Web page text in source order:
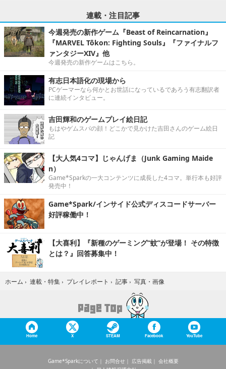
連載・注目記事
今週発売の新作ゲーム『Beast of Reincarnation』
『MARVEL Tōkon: Fighting Souls』『ファイナルフ
ァンタジーXIV』他
今週発売の新作ゲームはこちら。
有志日本語化の現場から
PCゲーマーなら何かとお世話になっているであろう有志翻訳者
に連続インタビュー。
吉田輝和のゲームプレイ絵日記
もはやゲムスパの顔！どこかで見かけた吉田さんのゲーム絵日
記
【大人気4コマ】じゃんげま（Junk Gaming Maide
n）
Game*Sparkの一大コンテンツに成長した4コマ。単行本も好評
発売中！
Game*Spark/インサイド公式ディスコードサーバー
好評稼働中！
【大喜利】『新種のゲーミング“蚊”が登場！ その特徴
とは？』回答募集中！
ホーム › 連載・特集 › プレイレポート › 記事 › 写真・画像
Home X STEAM Facebook YouTube
Game*Sparkについて お問合せ 広告掲載
会社概要